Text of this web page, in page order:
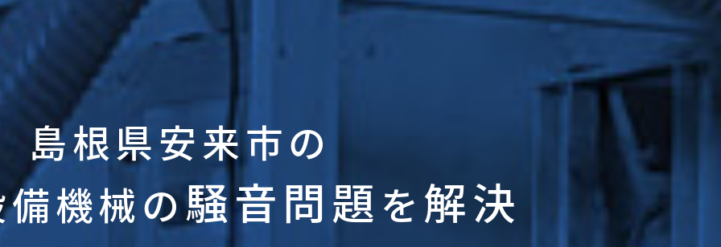
島根県安来市の
機械の騒音問題を解決